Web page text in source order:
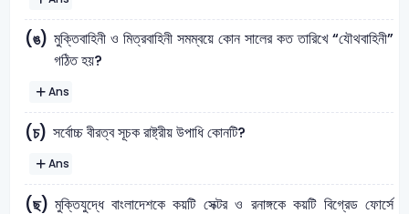
(ঙ) মুক্তিবাহিনী ও মিত্রবাহিনী সমম্বয়ে কোন সালের কত তারিখে “যৌথবাহিনী”
গঠিত হয়?
Ans
(চ) সর্বোচ্চ বীরত্ব সূচক রাষ্ট্রীয় উপাধি কোনটি?
Ans
(ছ) মুক্তিযুদ্ধে বাংলাদেশকে কয়টি সেক্টর ও রনাঙ্গকে কয়টি বিগ্রেড ফোর্সে